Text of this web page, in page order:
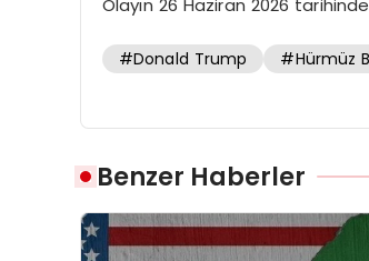
Olayın 26 Haziran 2026
#Donald Trump #Hürmüz
Benzer Haberler